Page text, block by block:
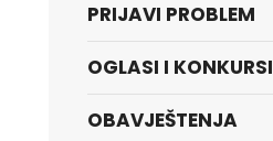
PRIJAVI PROBLEM
OGLASI I KONKURSI
OBAVJEŠTENJA